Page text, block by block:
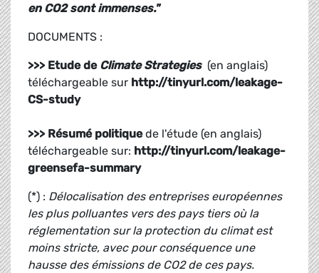
en CO2 sont immenses."
DOCUMENTS :
>>> Etude de Climate Strategies (en anglais)
téléchargeable sur http://tinyurl.com/leakage-
CS-study
>>> Résumé politiquede l'étude (en anglais)
téléchargeable sur: http://tinyurl.com/leakage-
greensefa-summary
(*) : Délocalisation des entreprises européennes
les plus polluantes vers des pays tiers où la
réglementation sur la protection du climat est
moins stricte, avec pour conséquence une
hausse des émissions de CO2 de ces pays.